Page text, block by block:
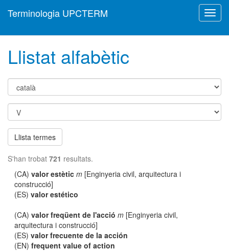
Terminologia UPCTERM
Llistat alfabètic
Llista termes
S'han trobat 721 resultats.
(CA)valor estètic m [Enginyeria civil, arquitectura i
construcció]
(ES)valor estético
(CA)valor freqüent de l'acció m [Enginyeria civil,
arquitectura i construcció]
(ES)valor frecuente de la acción
(EN)frequent value of action